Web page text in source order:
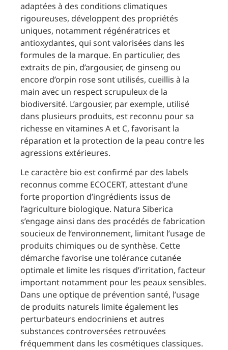
adaptées à des conditions climatiques
rigoureuses, développent des propriétés
uniques, notamment régénératrices et
antioxydantes, qui sont valorisées dans les
formules de la marque. En particulier, des
extraits de pin, d’argousier, de ginseng ou
encore d’orpin rose sont utilisés, cueillis à la
main avec un respect scrupuleux de la
biodiversité. L’argousier, par exemple, utilisé
dans plusieurs produits, est reconnu pour sa
richesse en vitamines A et C, favorisant la
réparation et la protection de la peau contre les
agressions extérieures.
Le caractère bio est confirmé par des labels
reconnus comme ECOCERT, attestant d’une
forte proportion d’ingrédients issus de
l’agriculture biologique. Natura Siberica
s’engage ainsi dans des procédés de fabrication
soucieux de l’environnement, limitant l’usage de
produits chimiques ou de synthèse. Cette
démarche favorise une tolérance cutanée
optimale et limite les risques d’irritation, facteur
important notamment pour les peaux sensibles.
Dans une optique de prévention santé, l’usage
de produits naturels limite également les
perturbateurs endocriniens et autres
substances controversées retrouvées
fréquemment dans les cosmétiques classiques.